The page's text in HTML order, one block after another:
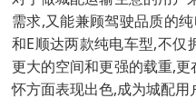
需求,又能兼顾驾驶品质的
和E顺达两款纯电车型,不仅
更大的空间和更强的载重,
怀方面表现出色,成为城配用